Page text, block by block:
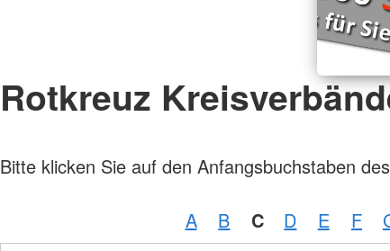
Rotkreuz
Bitte klicken Sie auf den Anfangsbuchstaben
A B C D E F